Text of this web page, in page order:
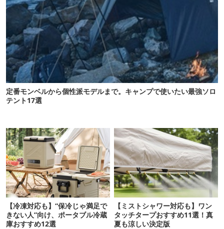
定番モンベルから個性派モデルまで。キャンプで使いたい最強ソロ
テント17選
【冷凍対応も】“保冷じゃ満足で
きない人”向け、ポータブル冷蔵
庫おすすめ12選
【ミストシャワー対応も】ワン
タッチタープおすすめ11選！真
夏も涼しい決定版